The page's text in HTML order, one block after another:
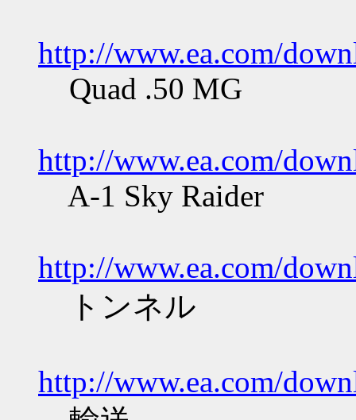
http://www.ea.com/
Quad .50 MG
http://www.ea.com/
A-1 Sky Raider
http://www.ea.com/
トンネル
http://www.ea.com/